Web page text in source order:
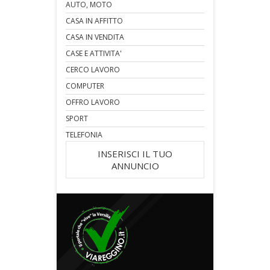
AUTO, MOTO
CASA IN AFFITTO
CASA IN VENDITA
CASE E ATTIVITA'
CERCO LAVORO
COMPUTER
OFFRO LAVORO
SPORT
TELEFONIA
INSERISCI IL TUO
ANNUNCIO